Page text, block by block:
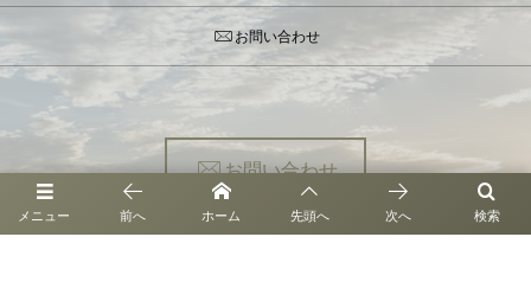
メニュー 検索
前へ ホーム 先頭へ 次へ
お問い合わせ
お問い合わせ